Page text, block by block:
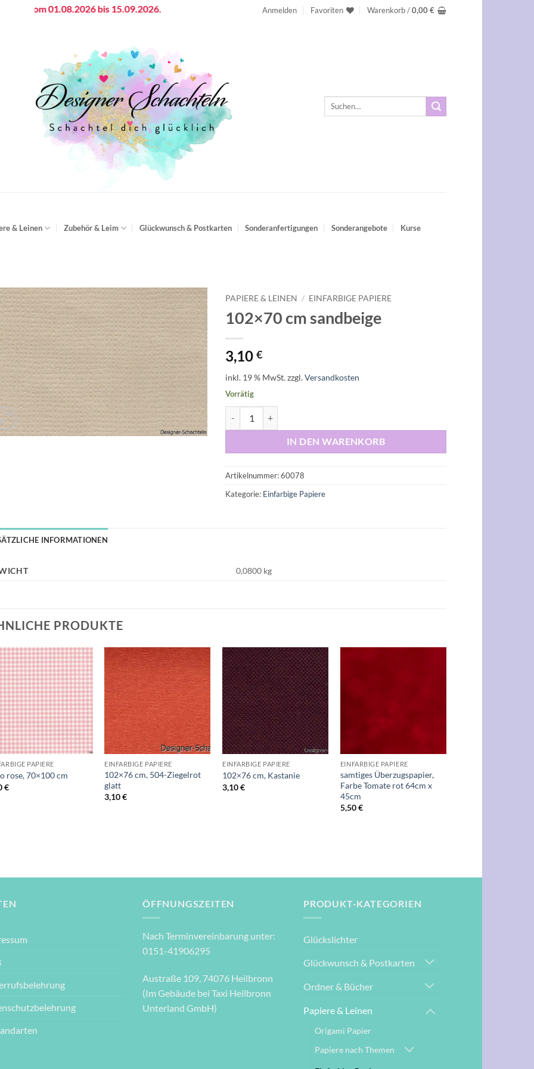
vom 01.08.2026 bis 15.09.2026. Anmelden Favoriten Warenkorb /0,00€
Suchen
& Leinen Zubehör & Leim Glückwunsch & Postkarten Sonderanfertigungen Sonderangebote Kurse
Auf die
Wunschliste
PAPIERE & LEINEN / EINFARBIGE PAPIERE
102×70 cm sandbeige
3,10€
inkl. 19 % MwSt.zzgl.Versandkosten
Vorrätig
IN DEN WARENKORB
Artikelnummer:60078
Kategorie: Einfarbige Papiere
INFORMATIONEN
0,0800 kg
PRODUKTE
Auf die
Wunschliste
+
PAPIERE
rose, 70×100 cm
€
Auf die
Wunschliste
EINFARBIGE PAPIERE
102×76 cm, 504-Ziegelrot
glatt
3,10€
Auf die
Wunschliste
+
EINFARBIGE PAPIERE
102×76 cm, Kastanie
3,10€
EINFARBIGE PAPIERE
samtiges Überzugspapier,
Farbe Tomate rot 64cm x
45cm
5,50€
ÖFFNUNGSZEITEN
Nach Terminvereinbarung unter:
0151-41906295
Austraße 109, 74076 Heilbronn
(Im Gebäude bei Taxi Heilbronn
Unterland GmbH)
PRODUKT-KATEGORIEN
Glückslichter
Glückwunsch & Postkarten
Ordner & Bücher
Papiere & Leinen
Origami Papier
Papiere nach Themen